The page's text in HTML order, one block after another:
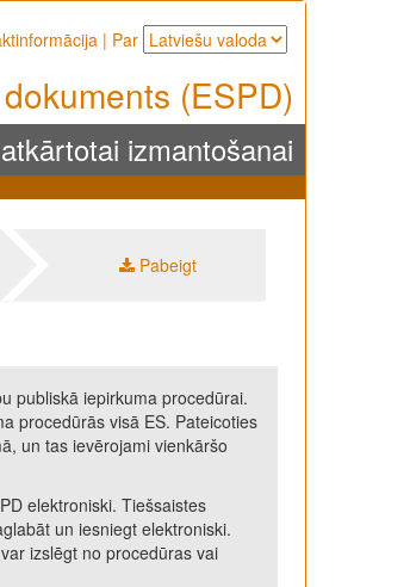
| Par
(ESPD)
izmantošanai
Pabeigt
publiskā iepirkuma procedūrai.
procedūrās visā ES. Pateicoties
un tas ievērojami vienkāršo
elektroniski. Tiešsaistes
un iesniegt elektroniski.
izslēgt no procedūras vai